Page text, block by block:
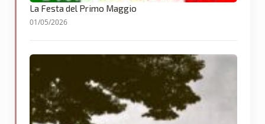
La Festa del Primo Maggio
01/05/2026